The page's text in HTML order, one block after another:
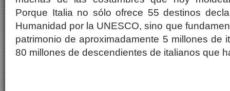
Porque Italia no sólo ofrece 55 destinos
Humanidad por la UNESCO, sino que
patrimonio de aproximadamente 5 millones de
80 millones de descendientes de italianos que